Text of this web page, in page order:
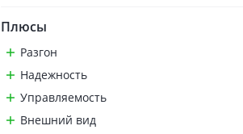
Плюсы
Разгон
Надежность
Управляемость
Внешний вид